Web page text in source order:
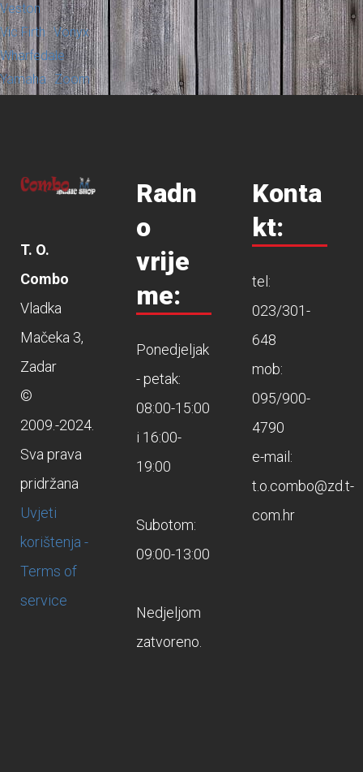
Veston
Vic Firth Vonyx
Wharfedale
Yamaha Zoom
T. O.
Combo
Vladka
Mačeka 3,
Zadar
©
2009.-2024.
Sva prava
pridržana
Uvjeti
korištenja -
Terms of
service
Radn
o
vrije
me:
Ponedjeljak
- petak:
08:00-15:00
i 16:00-
19:00
Subotom:
09:00-13:00
Nedjeljom
zatvoreno.
Konta
kt:
tel:
023/301-
648
mob:
095/900-
4790
e-mail:
t.o.combo@zd.t-
com.hr